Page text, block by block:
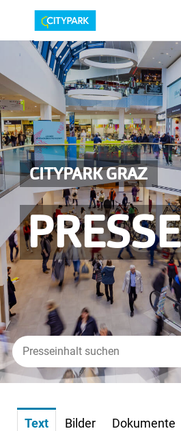
CITYPARK GRAZ
PRESSE
PRESSEAUSSENDUNGEN
Center & Marken
Events
Services
MEDIAGALERIE
PRESSEKONTAKT
Text Bilder Dokumente